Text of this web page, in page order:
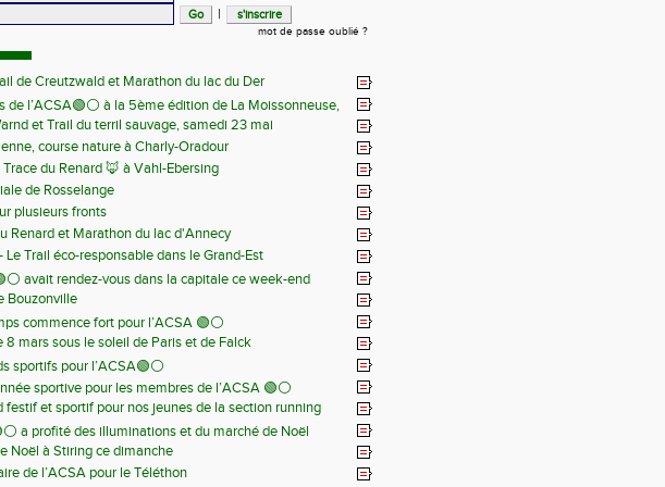
|
mot de passe oublié ?
de Creutzwald et Marathon du lac du Der
de l’ACSA🟢⚪️ à la 5ème édition de La Moissonneuse,
juin et Trail du terril sauvage, samedi 23 mai
course nature à Charly-Oradour
du Renard 🦊 à Vahl-Ebersing
de Rosselange
plusieurs fronts
Renard et Marathon du lac d'Annecy
Le Trail éco-responsable dans le Grand-Est
avait rendez-vous dans la capitale ce week-end
Bouzonville
commence fort pour l’ACSA 🟢⚪️
8 mars sous le soleil de Paris et de Falck
sportifs pour l’ACSA🟢⚪️
sportive pour les membres de l’ACSA 🟢⚪️
festif et sportif pour nos jeunes de la section running
a profité des illuminations et du marché de Noël
Noël à Stiring ce dimanche
de l’ACSA pour le Téléthon